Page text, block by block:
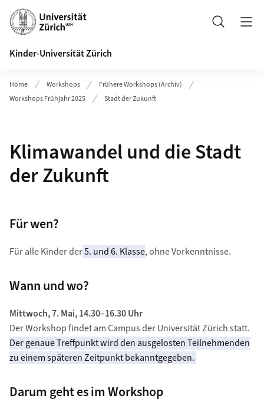
Header
Suche
Kinder-Universität Zürich
Home Workshops
Frühere Workshops (Archiv)
Workshops Frühjahr 2025
Stadt der Zukunft
Klimawandel und die Stadt
der Zukunft
Für wen?
Für alle Kinder der5. und 6. Klasse, ohne Vorkenntnisse.
Wann und wo?
Mittwoch, 7. Mai, 14.30–16.30 Uhr
Der Workshop findet am Campus der Universität Zürich statt.
Der genaue Treffpunkt wird den ausgelosten Teilnehmenden
zu einem späteren Zeitpunkt bekanntgegeben.
Darum geht es im Workshop